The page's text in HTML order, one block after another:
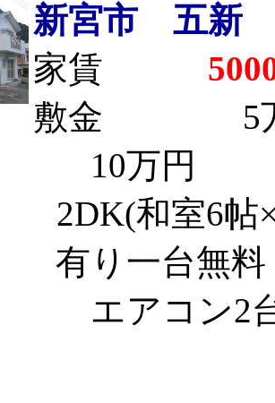
新宮
家賃
敷金 5
10万円
2DK(和室6帖
有り一台無料
アコン2台、